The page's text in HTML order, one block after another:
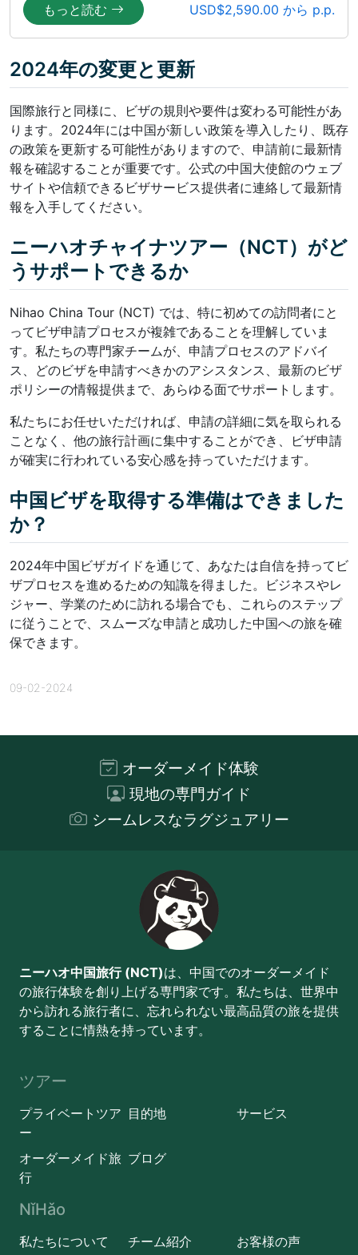
もっと読む USD$2,590.00 から p.p.
2024年の変更と更新
国際旅行と同様に、ビザの規則や要件は変わる可能性があ
ります。2024年には中国が新しい政策を導入したり、既存
の政策を更新する可能性がありますので、申請前に最新情
報を確認することが重要です。公式の中国大使館のウェブ
サイトや信頼できるビザサービス提供者に連絡して最新情
報を入手してください。
ニーハオチャイナツアー（NCT）がど
うサポートできるか
Nihao China Tour (NCT) では、特に初めての訪問者にと
ってビザ申請プロセスが複雑であることを理解していま
す。私たちの専門家チームが、申請プロセスのアドバイ
ス、どのビザを申請すべきかのアシスタンス、最新のビザ
ポリシーの情報提供まで、あらゆる面でサポートします。
私たちにお任せいただければ、申請の詳細に気を取られる
ことなく、他の旅行計画に集中することができ、ビザ申請
が確実に行われている安心感を持っていただけます。
中国ビザを取得する準備はできました
か？
2024年中国ビザガイドを通じて、あなたは自信を持ってビ
ザプロセスを進めるための知識を得ました。ビジネスやレ
ジャー、学業のために訪れる場合でも、これらのステップ
に従うことで、スムーズな申請と成功した中国への旅を確
保できます。
09-02-2024
オーダーメイド体験
現地の専門ガイド
シームレスなラグジュアリー
ニーハオ中国旅行 (NCT)は、中国でのオーダーメイド
の旅行体験を創り上げる専門家です。私たちは、世界中
から訪れる旅行者に、忘れられない最高品質の旅を提供
することに情熱を持っています。
ツアー
プライベートツア
ー
目的地 サービス
オーダーメイド旅
行
ブログ
NǐHǎo
私たちについて チーム紹介 お客様の声